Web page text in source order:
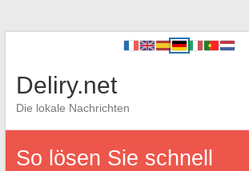
Deliry.net
Die lokale Nachrichten
So lösen Sie schnell